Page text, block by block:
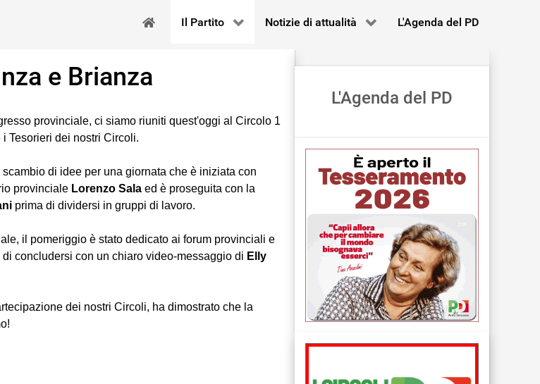
Il Partito Notizie di attualità L'Agenda del PD
e Brianza
provinciale, ci siamo riuniti quest'oggi al Circolo 1
Tesorieri dei nostri Circoli.
di idee per una giornata che è iniziata con
provinciale Lorenzo Sala ed è proseguita con la
prima di dividersi in gruppi di lavoro.
il pomeriggio è stato dedicato ai forum provinciali e
concludersi con un chiaro video-messaggio di Elly
dei nostri Circoli, ha dimostrato che la
L'Agenda del PD